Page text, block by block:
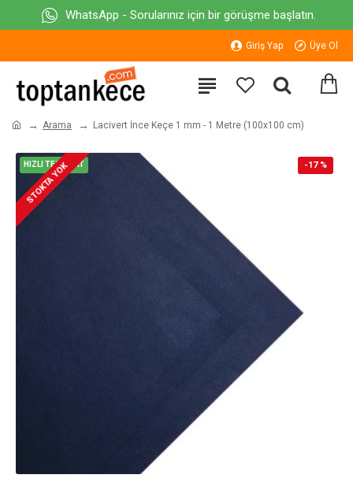
WhatsApp - Sorularınız için bir görüşme başlatın.
Giriş Yap Üye Ol
Arama Lacivert İnce Keçe 1 mm - 1 Metre (100x100 cm)
HIZLI TESLİMAT -17 %
STOKTA YOK